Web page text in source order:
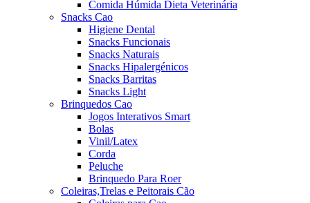
Comida Húmida Dieta Veterinária
Snacks Cao
Higiene Dental
Snacks Funcionais
Snacks Naturais
Snacks Hipalergénicos
Snacks Barritas
Snacks Light
Brinquedos Cao
Jogos Interativos Smart
Bolas
Vinil/Latex
Corda
Peluche
Brinquedo Para Roer
Coleiras,Trelas e Peitorais Cão